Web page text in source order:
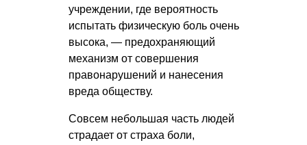
учреждении, где вероятность
испытать физическую боль очень
высока, — предохраняющий
механизм от совершения
правонарушений и нанесения
вреда обществу.
Совсем небольшая часть людей
страдает от страха боли,